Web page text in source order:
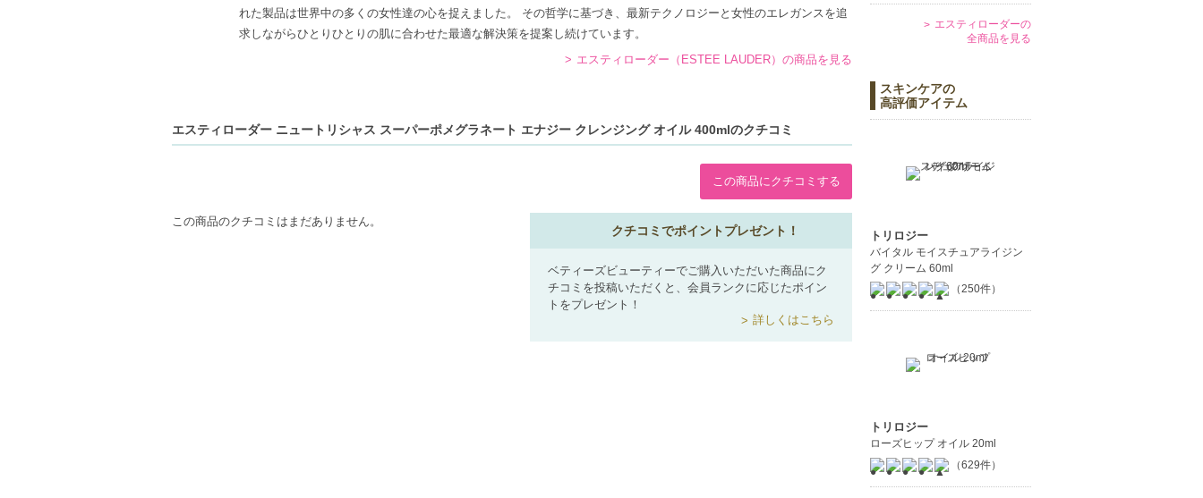
れた製品は世界中の多くの女性達の心を捉えました。 その哲学に基づき、最新テクノロジーと女性のエレガンスを追
求しながらひとりひとりの肌に合わせた最適な解決策を提案し続けています。
エスティローダー（ESTEE LAUDER）の商品を見る
エスティローダー ニュートリシャス スーパーポメグラネート エナジー クレンジング オイル 400mlのクチコミ
この商品にクチコミする
この商品のクチコミはまだありません。
クチコミでポイントプレゼント！
ベティーズビューティーでご購入いただいた商品にク
チコミを投稿いただくと、会員ランクに応じたポイン
トをプレゼント！
詳しくはこちら
エスティローダーの
全商品を見る
スキンケアの
高評価アイテム
トリロジー
バイタル モイスチュアライジン
グ クリーム 60ml
（250件）
トリロジー
ローズヒップ オイル 20ml
（629件）